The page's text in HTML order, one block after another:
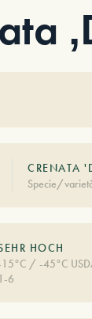
CRENATA
Specie/
HOCH
/ -45°C
1-6